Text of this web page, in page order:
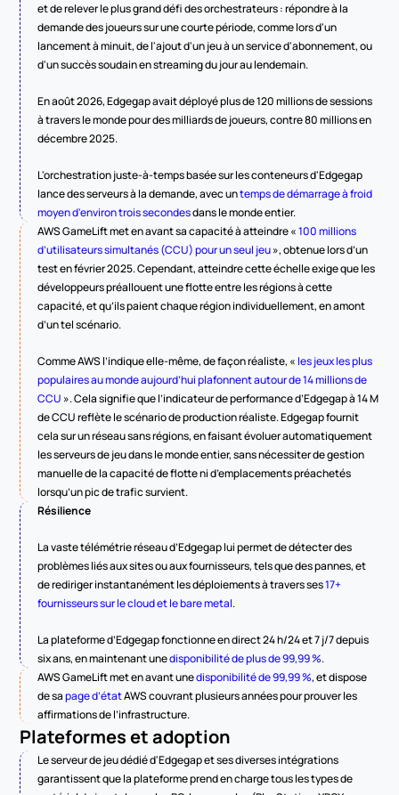
et de relever le plus grand défi des orchestrateurs : répondre à la
demande des joueurs sur une courte période, comme lors d'un
lancement à minuit, de l'ajout d'un jeu à un service d'abonnement, ou
d'un succès soudain en streaming du jour au lendemain.
En août 2026, Edgegap avait déployé plus de 120 millions de sessions
à travers le monde pour des milliards de joueurs, contre 80 millions en
décembre 2025.
L'orchestration juste-à-temps basée sur les conteneurs d'Edgegap
lance des serveurs à la demande, avec un temps de démarrage à froid
moyen d'environ trois secondes dans le monde entier.
AWS GameLift met en avant sa capacité à atteindre « 100 millions
d’utilisateurs simultanés (CCU) pour un seul jeu », obtenue lors d’un
test en février 2025. Cependant, atteindre cette échelle exige que les
développeurs préallouent une flotte entre les régions à cette
capacité, et qu’ils paient chaque région individuellement, en amont
d’un tel scénario.
Comme AWS l’indique elle-même, de façon réaliste, « les jeux les plus
populaires au monde aujourd’hui plafonnent autour de 14 millions de
CCU ». Cela signifie que l’indicateur de performance d’Edgegap à 14 M
de CCU reflète le scénario de production réaliste. Edgegap fournit
cela sur un réseau sans régions, en faisant évoluer automatiquement
les serveurs de jeu dans le monde entier, sans nécessiter de gestion
manuelle de la capacité de flotte ni d’emplacements préachetés
lorsqu’un pic de trafic survient.
Résilience
La vaste télémétrie réseau d’Edgegap lui permet de détecter des
problèmes liés aux sites ou aux fournisseurs, tels que des pannes, et
de rediriger instantanément les déploiements à travers ses 17+
fournisseurs sur le cloud et le bare metal.
La plateforme d’Edgegap fonctionne en direct 24 h/24 et 7 j/7 depuis
six ans, en maintenant une disponibilité de plus de 99,99 %.
AWS GameLift met en avant une disponibilité de 99,99 %, et dispose
de sa page d’état AWS couvrant plusieurs années pour prouver les
affirmations de l’infrastructure.
Plateformes et adoption
Le serveur de jeu dédié d'Edgegap et ses diverses intégrations
garantissent que la plateforme prend en charge tous les types de